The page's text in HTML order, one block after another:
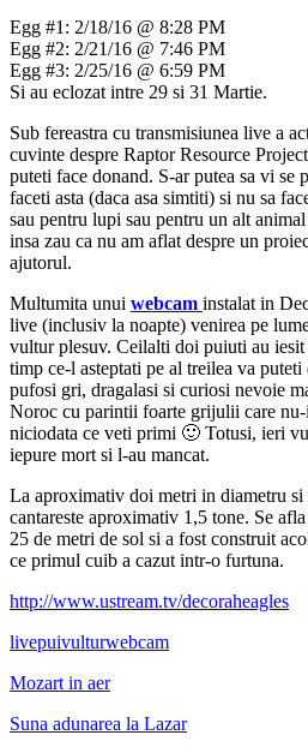
Egg #1: 2/18/16 @ 8:28 PM
Egg #2: 2/21/16 @ 7:46 PM
Egg #3: 2/25/16 @ 6:59 PM
Si au eclozat intre 29 si 31 Martie.
Sub fereastra cu transmisiunea live a
cuvinte despre Raptor Resource
puteti face donand. S-ar putea sa vi se
faceti asta (daca asa simtiti) si nu sa
sau pentru lupi sau pentru un alt
insa zau ca nu am aflat despre un
ajutorul.
Multumita unui webcam instalat in
live (inclusiv la noapte) venirea pe
vultur plesuv. Ceilalti doi puiuti au iesit
timp ce-l asteptati pe al treilea va
pufosi gri, dragalasi si curiosi nevoie
Noroc cu parintii foarte grijulii care nu-
niciodata ce veti primi 🙂 Totusi, ieri
iepure mort si l-au mancat.
La aproximativ doi metri in diametru
cantareste aproximativ 1,5 tone. Se
25 de metri de sol si a fost construit
ce primul cuib a cazut intr-o furtuna.
http://www.ustream.tv/decoraheagles
livepuivulturwebcam
Mozart in aer
Suna adunarea la Lazar